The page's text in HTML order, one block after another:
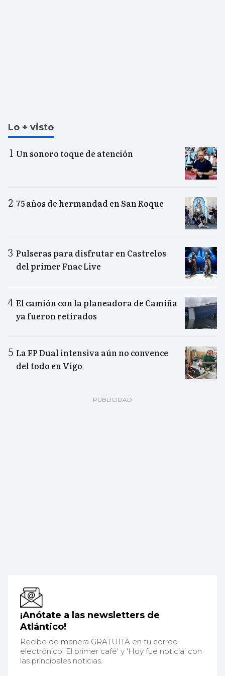
Lo + visto
Un sonoro toque de atención
75 años de hermandad en San Roque
Pulseras para disfrutar en Castrelos
del primer Fnac Live
El camión con la planeadora de Camiña
ya fueron retirados
La FP Dual intensiva aún no convence
del todo en Vigo
¡Anótate a las newsletters de
Atlántico!
Recibe de manera GRATUITA en tu correo
electrónico 'El primer café' y 'Hoy fue noticia' con
las principales noticias.